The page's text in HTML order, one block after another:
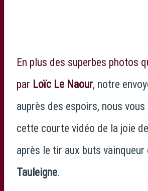
En plus des superbes photos
par Loïc Le Naour, notre
auprès des espoirs, nous
cette courte vidéo de la joie
après le tir aux buts vainqueur
Tauleigne.